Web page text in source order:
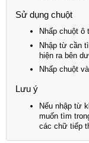
Sử dụng chuột
Nhấp chuột
Nhập từ cần
hiện ra bên
Nhấp chuột
Lưu ý
Nếu nhập từ
muốn tìm
các chữ tiếp